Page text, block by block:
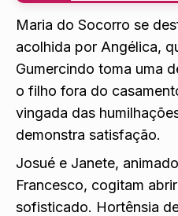
Maria do Socorro se
acolhida por Angélica,
Gumercindo toma uma
o filho fora do
vingada das
demonstra satisfação.
Josué e Janete,
Francesco, cogitam
sofisticado. Hortênsia